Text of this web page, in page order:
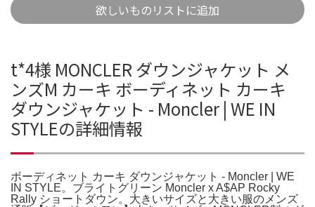
欲しいものリストに追加
t*4様 MONCLER ダウンジャケット メ
ンズM カーキ ボーディネット カーキ
ダウンジャケット - Moncler | WE IN
STYLEの詳細情報
ボーディネット カーキ ダウンジャケット - Moncler | WE
IN STYLE。ブライトグリーン Moncler x A$AP Rocky
Rally ショートダウン。大きいサイズと大きい服のメンズ